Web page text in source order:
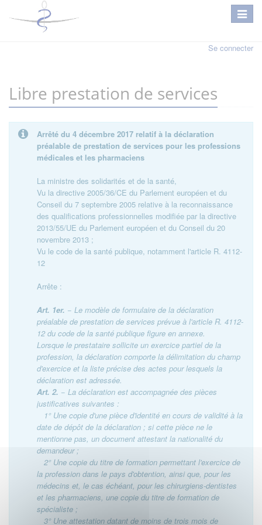
Se connecter
Libre prestation de services
Arrêté du 4 décembre 2017 relatif à la déclaration
préalable de prestation de services pour les professions
médicales et les pharmaciens
La ministre des solidarités et de la santé,
Vu la directive 2005/36/CE du Parlement européen et du
Conseil du 7 septembre 2005 relative à la reconnaissance
des qualifications professionnelles modifiée par la directive
2013/55/UE du Parlement européen et du Conseil du 20
novembre 2013 ;
Vu le code de la santé publique, notamment l'article R. 4112-
12
Arrête :
Art. 1er. − Le modèle de formulaire de la déclaration
préalable de prestation de services prévue à l'article R. 4112-
12 du code de la santé publique figure en annexe.
Lorsque le prestataire sollicite un exercice partiel de la
profession, la déclaration comporte la délimitation du champ
d'exercice et la liste précise des actes pour lesquels la
déclaration est adressée.
Art. 2. − La déclaration est accompagnée des pièces
justificatives suivantes :
1° Une copie d'une pièce d'identité en cours de validité à la
date de dépôt de la déclaration ; si cette pièce ne le
mentionne pas, un document attestant la nationalité du
demandeur ;
2° Une copie du titre de formation permettant l'exercice de
la profession dans le pays d'obtention, ainsi que, pour les
médecins et, le cas échéant, pour les chirurgiens-dentistes
et les pharmaciens, une copie du titre de formation de
spécialiste ;
3° Une attestation datant de moins de trois mois de